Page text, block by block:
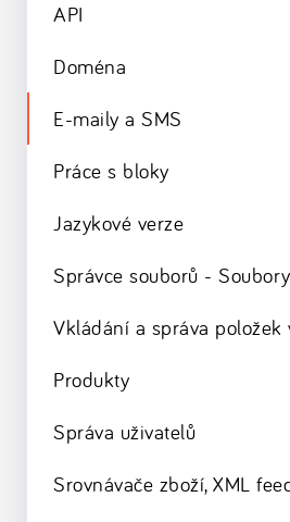
API
Doména
E-maily a SMS
Práce s bloky
Jazykové verze
Správce souborů - Soubory
Vkládání a správa položek
Produkty
Správa uživatelů
Srovnávače zboží, XML